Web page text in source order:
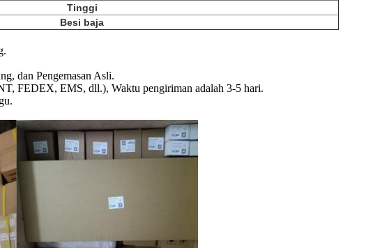
Tinggi
Besi baja
dan Pengemasan Asli.
FEDEX, EMS, dll.), Waktu pengiriman adalah 3-5 hari.